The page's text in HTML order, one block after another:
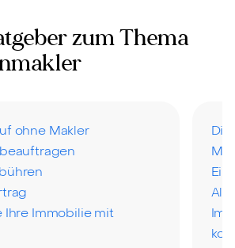
zum Thema
ohne Makler
Ihre Immobilie mit